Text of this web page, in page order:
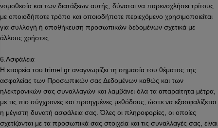
νομοθεσία και των διατάξεων αυτής, δύναται να παρενοχλήσει τρίτους
με οποιοδήποτε τρόπο και οποιοδήποτε περιεχόμενο χρησιμοποιείται
για συλλογή ή αποθήκευση προσωπικών δεδομένων σχετικά με
άλλους χρήστες.
6.Ασφάλεια
Η εταιρεία του trimel.gr αναγνωρίζει τη σημασία του θέματος της
ασφαλείας των Προσωπικών σας Δεδομένων καθώς και των
ηλεκτρονικών σας συναλλαγών και λαμβάνει όλα τα απαραίτητα μέτρα,
με τις πιο σύγχρονες και προηγμένες μεθόδους, ώστε να εξασφαλίζεται
η μέγιστη δυνατή ασφάλεια σας. Όλες οι πληροφορίες, οι οποίες
σχετίζονται με τα προσωπικά σας στοιχεία και τις συναλλαγές σας, είναι